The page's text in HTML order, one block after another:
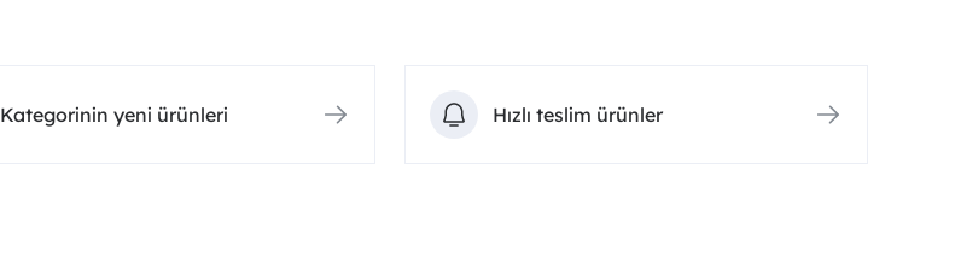
Kategorinin yeni ürünleri Hızlı teslim ürünler